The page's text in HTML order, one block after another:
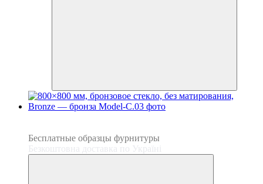
Бесплатные образцы фурнитуры